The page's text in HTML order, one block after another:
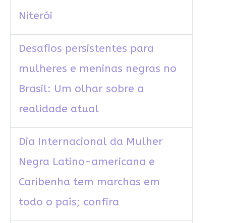
Niterói
Desafios persistentes para
mulheres e meninas negras no
Brasil: Um olhar sobre a
realidade atual
Dia Internacional da Mulher
Negra Latino-americana e
Caribenha tem marchas em
todo o país; confira